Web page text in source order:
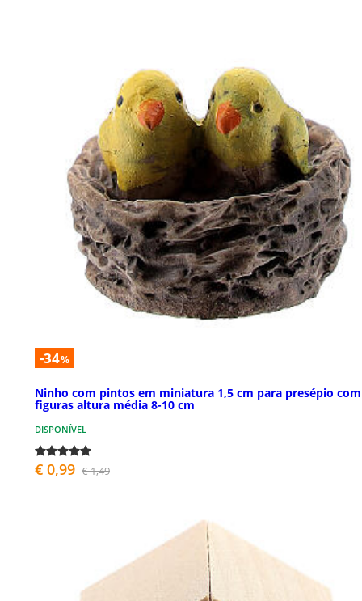
-34%
Ninho com pintos em miniatura 1,5 cm para presépio com
figuras altura média 8-10 cm
DISPONÍVEL
€ 0,99 € 1,49